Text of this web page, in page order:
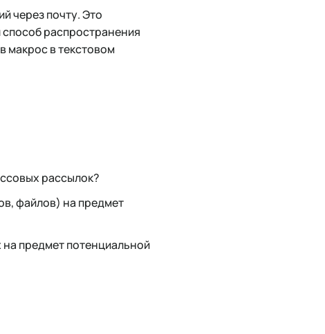
через почту. Это
распространения
макрос в текстовом
рассылок?
файлов) на предмет
на предмет потенциальной